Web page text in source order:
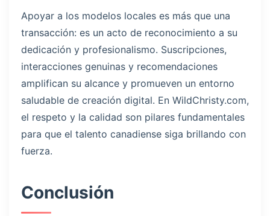
Apoyar a los modelos locales es más que una
transacción: es un acto de reconocimiento a su
dedicación y profesionalismo. Suscripciones,
interacciones genuinas y recomendaciones
amplifican su alcance y promueven un entorno
saludable de creación digital. En WildChristy.com,
el respeto y la calidad son pilares fundamentales
para que el talento canadiense siga brillando con
fuerza.
Conclusión